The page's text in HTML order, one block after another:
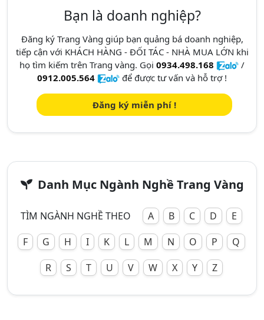
Bạn là doanh nghiệp?
Đăng ký Trang Vàng giúp bạn quảng bá doanh nghiệp,
tiếp cận với KHÁCH HÀNG - ĐỐI TÁC - NHÀ MUA LỚN khi
họ tìm kiếm trên Trang vàng. Gọi 0934.498.168
/
0912.005.564
để được tư vấn và hỗ trợ !
Đăng ký miễn phí !
Danh Mục Ngành Nghề Trang Vàng
TÌM NGÀNH NGHỀ THEO A B C D
E
F
G H I K L M N O P
Q
R
S T U V W X Y Z